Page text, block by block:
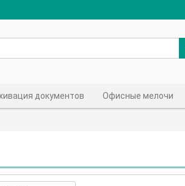
документов Офисные мелочи